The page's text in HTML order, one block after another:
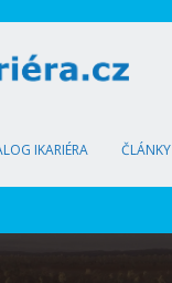
IKARIÉRA ČLÁNKY